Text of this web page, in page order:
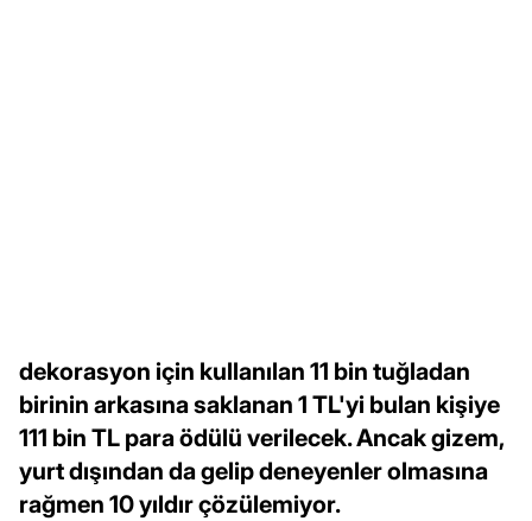
dekorasyon için kullanılan 11 bin tuğladan
birinin arkasına saklanan 1 TL'yi bulan kişiye
111 bin TL para ödülü verilecek. Ancak gizem,
yurt dışından da gelip deneyenler olmasına
rağmen 10 yıldır çözülemiyor.